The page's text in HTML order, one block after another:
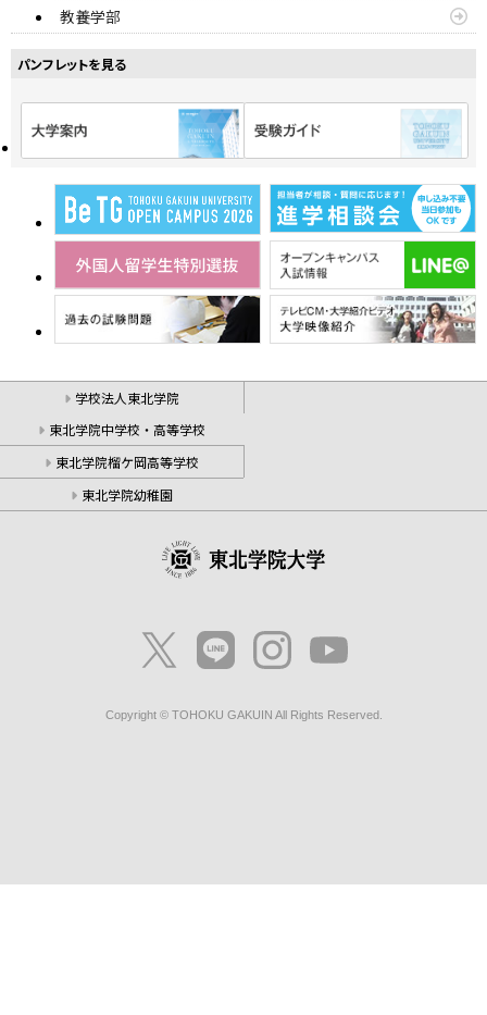
教養学部
パンフレットを見る
学校法人東北学院
東北学院中学校・高等学校
東北学院榴ケ岡高等学校
東北学院幼稚園
Copyright © TOHOKU GAKUIN All Rights Reserved.